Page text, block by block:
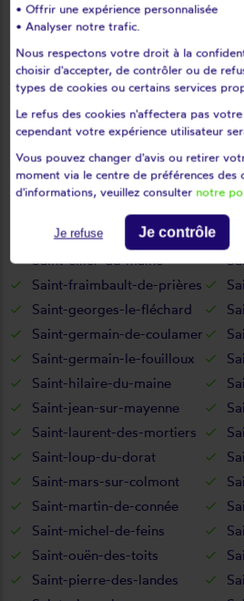
Ruillé-froid-fonds
Sacé
Saint-aignan-sur-roë
Saint-aubin-fosse-louvain
Saint-berthevin
Saint-Brice
Saint-céneré
Saint-christophe-du-luat
Saint-cyr-le-gravelais
Saint-denis-du-maine
Saint-ellier-du-maine
Saint-fraimbault-de-prières
Saint-georges-le-fléchard
Saint-germain-de-coulamer
Saint-germain-le-fouilloux
Saint-hilaire-du-maine
Saint-jean-sur-mayenne
Saint-laurent-des-mortiers
Saint-loup-du-dorat
Saint-mars-sur-colmont
Saint-martin-de-connée
Saint-michel-de-feins
Saint-ouën-des-toits
Saint-pierre-des-landes
• Offrir une expérience personnalisée
• Analyser notre trafic.
Nous respectons votre droit à la
choisir d'accepter, de contrôler ou de
types de cookies ou certains services
Le refus des cookies n'affectera pas
cependant votre expérience utilisateur
Vous pouvez changer d'avis ou retirer
moment via le centre de préférences des
d'informations, veuillez consulter notre
Je refuse Je contrôle